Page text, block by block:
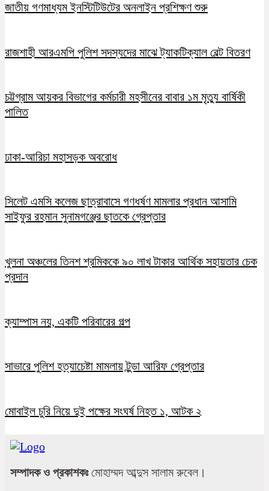
জাতীয় গণমাধ্যম ইনস্টিটিউটের অনলাইন প্রশিক্ষণ শুরু
রাজশাহী আরএমপি পুলিশ সদস্যদের মাঝে ট্যাকটিক্যাল বেল্ট বিতরণ
চট্টগ্রাম আয়কর বিভাগের কর্মচারী মহসীনের বাবার ১ম মৃত্যু বার্ষিকী
পালিত
ঢাকা-আরিচা মহাসড়ক অবরোধ
সিলেট এমসি কলেজ ছাত্রাবাসে গণধর্ষণ মামলার প্রধান আসামি
সাইফুর রহমান সুনামগঞ্জের ছাতকে গ্রেপ্তার
খুলনা অঞ্চলের তিনশ শ্রমিককে ৯০ লাখ টাকার আর্থিক সহায়তার চেক
প্রদান
ক্যাম্পাস নয়, একটি পরিবারের গল্প
সাভারে পুলিশ হত্যাচেষ্টা মামলায় টুন্ডা আরিফ গ্রেপ্তার
মোবাইল চুরি নিয়ে দুই পক্ষের সংঘর্ষ নিহত ১, আটক ২
সম্পাদক ও প্রকাশকঃমোহাম্মদ আব্দুস সালাম রুবেল।